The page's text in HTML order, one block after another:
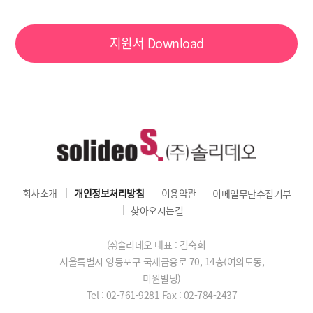
지원서 Download
회사소개 개인정보처리방침 이용약관
이메일무단수집거부
찾아오시는길
㈜솔리데오 대표 : 김숙희
서울특별시 영등포구 국제금융로 70, 14층(여의도동,
미원빌딩)
Tel : 02-761-9281 Fax : 02-784-2437